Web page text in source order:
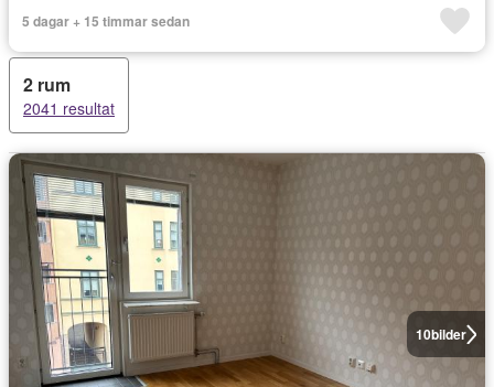
5 dagar + 15 timmar sedan
2 rum
2041 resultat
10bilder